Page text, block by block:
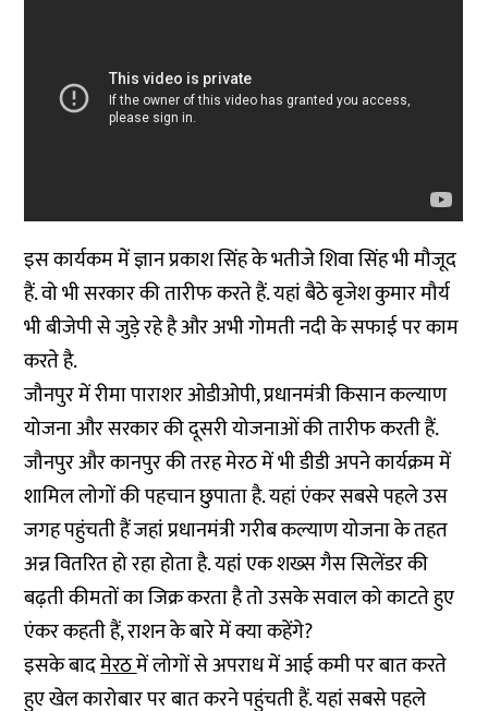
इस कार्यकम में ज्ञान प्रकाश सिंह के भतीजे शिवा सिंह भी मौजूद
हैं. वो भी सरकार की तारीफ करते हैं. यहां बैठे बृजेश कुमार मौर्य
भी बीजेपी से जुड़े रहे है और अभी गोमती नदी के सफाई पर काम
करते है.
जौनपुर में रीमा पाराशर ओडीओपी, प्रधानमंत्री किसान कल्याण
योजना और सरकार की दूसरी योजनाओं की तारीफ करती हैं.
जौनपुर और कानपुर की तरह मेरठ में भी डीडी अपने कार्यक्रम में
शामिल लोगों की पहचान छुपाता है. यहां एंकर सबसे पहले उस
जगह पहुंचती हैं जहां प्रधानमंत्री गरीब कल्याण योजना के तहत
अन्न वितरित हो रहा होता है. यहां एक शख्स गैस सिलेंडर की
बढ़ती कीमतों का जिक्र करता है तो उसके सवाल को काटते हुए
एंकर कहती हैं, राशन के बारे में क्या कहेंगे?
इसके बादमेरठमें लोगों से अपराध में आई कमी पर बात करते
हुए खेल कारोबार पर बात करने पहुंचती हैं. यहां सबसे पहले